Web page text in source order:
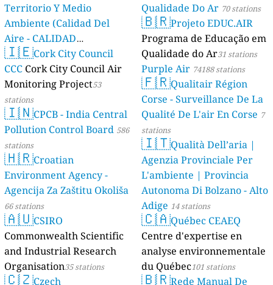
Territorio Y Medio
Ambiente (Calidad Del
Aire - CALIDAD
AMBIENTAL) 23 stations
🇮🇪Cork City Council
CCC Cork City Council Air
Monitoring Project53
stations
🇮🇳CPCB - India Central
Pollution Control Board 586
stations
🇭🇷Croatian
Environment Agency -
Agencija Za Zaštitu Okoliša
66 stations
🇦🇺CSIRO
Commonwealth Scientific
and Industrial Research
Organisation35 stations
🇨🇿Czech
Qualidade Do Ar 70 stations
🇧🇷Projeto EDUC.AIR
Programa de Educação em
Qualidade do Ar31 stations
Purple Air 74188 stations
🇫🇷Qualitair Région
Corse - Surveillance De La
Qualité De L'air En Corse 7
stations
🇮🇹Qualità Dell’aria |
Agenzia Provinciale Per
L'ambiente | Provincia
Autonoma Di Bolzano - Alto
Adige 14 stations
🇨🇦Québec CEAEQ
Centre d'expertise en
analyse environnementale
du Québec101 stations
🇧🇷Rede Manual De